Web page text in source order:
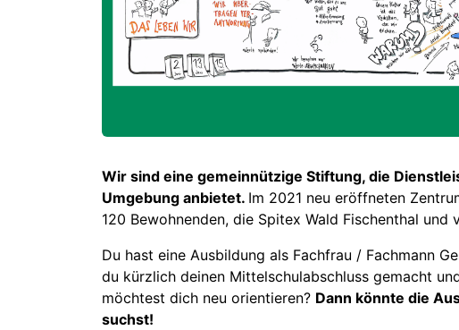
Wir sind eine gemeinnützige Stiftung, die
Umgebung anbietet. Im 2021 neu eröffneten
120 Bewohnenden, die Spitex Wald Fischenthal
Du hast eine Ausbildung als Fachfrau / Fachmann
du kürzlich deinen Mittelschulabschluss gemacht
möchtest dich neu orientieren? Dann könnte die
suchst!